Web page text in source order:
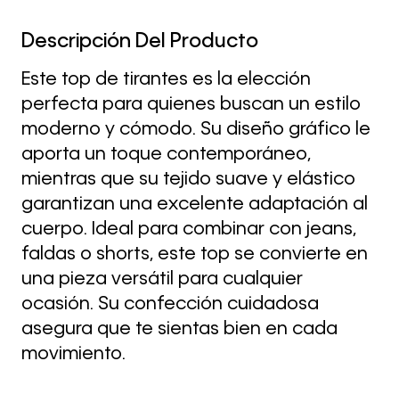
Descripción Del Producto
Este top de tirantes es la elección
perfecta para quienes buscan un estilo
moderno y cómodo. Su diseño gráfico le
aporta un toque contemporáneo,
mientras que su tejido suave y elástico
garantizan una excelente adaptación al
cuerpo. Ideal para combinar con jeans,
faldas o shorts, este top se convierte en
una pieza versátil para cualquier
ocasión. Su confección cuidadosa
asegura que te sientas bien en cada
movimiento.